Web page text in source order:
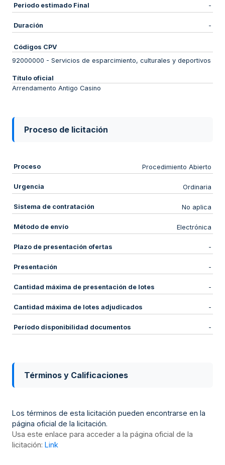
Periodo estimado Final -
Duración -
Códigos CPV
92000000 - Servicios de esparcimiento, culturales y deportivos
Título oficial
Arrendamento Antigo Casino
Proceso de licitación
Proceso Procedimiento Abierto
Urgencia Ordinaria
Sistema de contratación No aplica
Método de envío Electrónica
Plazo de presentación ofertas -
Presentación -
Cantidad máxima de presentación de lotes -
Cantidad máxima de lotes adjudicados -
Período disponibilidad documentos -
Términos y Calificaciones
Los términos de esta licitación pueden encontrarse en la
página oficial de la licitación.
Usa este enlace para acceder a la página oficial de la
licitación: Link